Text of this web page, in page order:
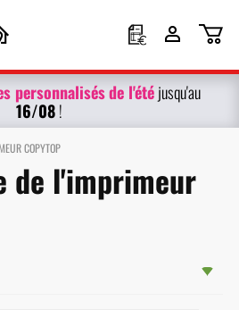
personnalisésde l'étéjusqu'au
16/08!
COPYTOP
de l'imprimeur